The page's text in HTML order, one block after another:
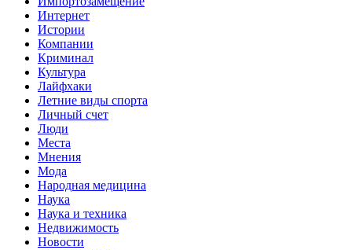
Интернет
Истории
Компании
Криминал
Культура
Лайфхаки
Летние виды спорта
Личный счет
Люди
Места
Мнения
Мода
Народная медицина
Наука
Наука и техника
Недвижимость
Новости